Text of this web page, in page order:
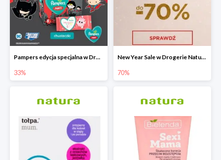
Pampers edycja specjalna w Drogerie Natura do -33%
33%
New Year Sale w Drogerie Natura do -70%
70%